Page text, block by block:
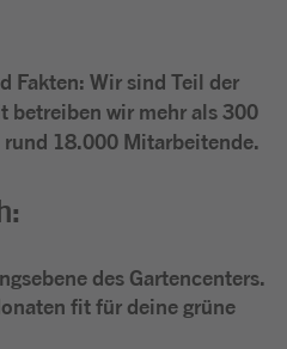
Fakten: Wir sind Teil der
betreiben wir mehr als 300
18.000 Mitarbeitende.
des Gartencenters.
fit für deine grüne